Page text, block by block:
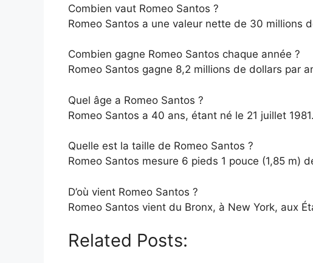
Combien vaut Romeo Santos ?
Romeo Santos a une valeur nette de 30 millions
Combien gagne Romeo Santos chaque année ?
Romeo Santos gagne 8,2 millions de dollars par
Quel âge a Romeo Santos ?
Romeo Santos a 40 ans, étant né le 21 juillet 1981.
Quelle est la taille de Romeo Santos ?
Romeo Santos mesure 6 pieds 1 pouce (1,85 m)
D’où vient Romeo Santos ?
Romeo Santos vient du Bronx, à New York, aux
Related Posts: